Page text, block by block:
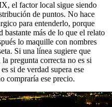
el factor local sigue siendo
de puntos. No hace
para entenderlo, porque
bastante más de lo que el relato
lo maquille con nombres
Si una línea sugiere que
pregunta correcta no es si
si de verdad supera ese
compraría ese precio.